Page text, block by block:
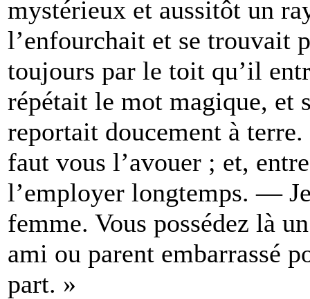
mystérieux et aussitôt un
l’enfourchait et se trouvait
toujours par le toit qu’il
répétait le mot magique, et
reportait doucement à
faut vous l’avouer ; et,
l’employer longtemps. —
femme. Vous possédez là
ami ou parent embarrassé
part. »